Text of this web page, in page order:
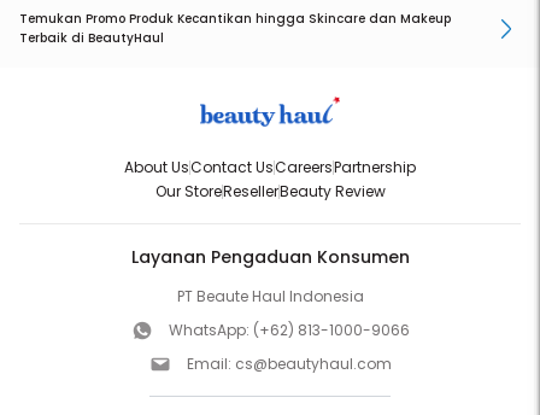
Temukan Promo Produk Kecantikan hingga Skincare dan Makeup
Terbaik di BeautyHaul
About UsContact UsCareersPartnership
Our StoreResellerBeauty Review
Layanan Pengaduan Konsumen
PT Beaute Haul Indonesia
WhatsApp: (+62) 813-1000-9066
Email: cs@beautyhaul.com